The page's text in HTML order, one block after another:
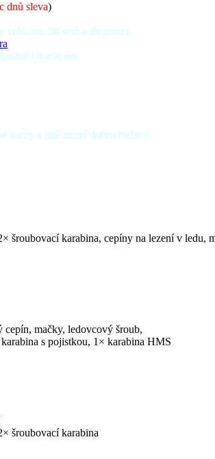
dnů sleva)
velikosti, 20 setů k dispozici
i haršajzny
kurzy a jiné zimní dobrodružství
šroubovací karabina, cepíny na lezení v ledu,
cepín, mačky, ledovcový šroub,
s pojistkou, 1× karabina HMS
šroubovací karabina